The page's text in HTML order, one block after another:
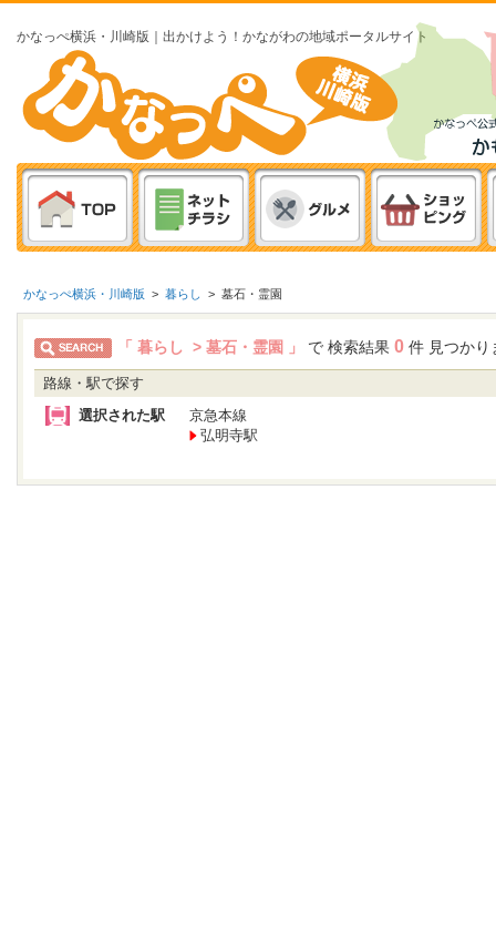
かなっぺ横浜・川崎版｜出かけよう！かながわの地域ポータルサイト
かなっぺ横浜・川崎版 > 暮らし > 墓石・霊園
「 暮らし > 墓石・霊園 」 で 検索結果 0 件 見つかり
路線・駅で探す
選択された駅
京急本線
弘明寺駅